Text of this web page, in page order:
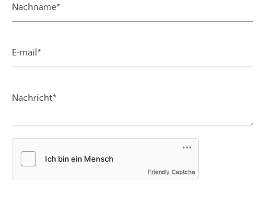
Nachname*
E-mail*
Nachricht*
Friendly Captcha